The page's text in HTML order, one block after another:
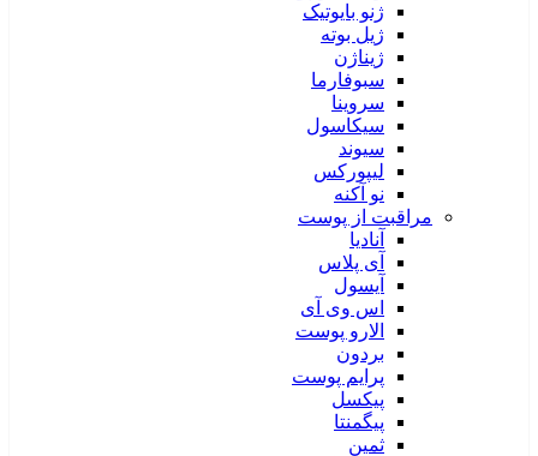
ژنو بایوتیک
ژیل بوته
ژیناژن
سبوفارما
سروینا
سیکاسول
سیوند
لیپورکس
نو آکنه
مراقبت از پوست
آنادیا
آی پلاس
آیسول
اس وی آی
الارو پوست
بردون
پرایم پوست
پیکسل
پیگمنتا
ثمین